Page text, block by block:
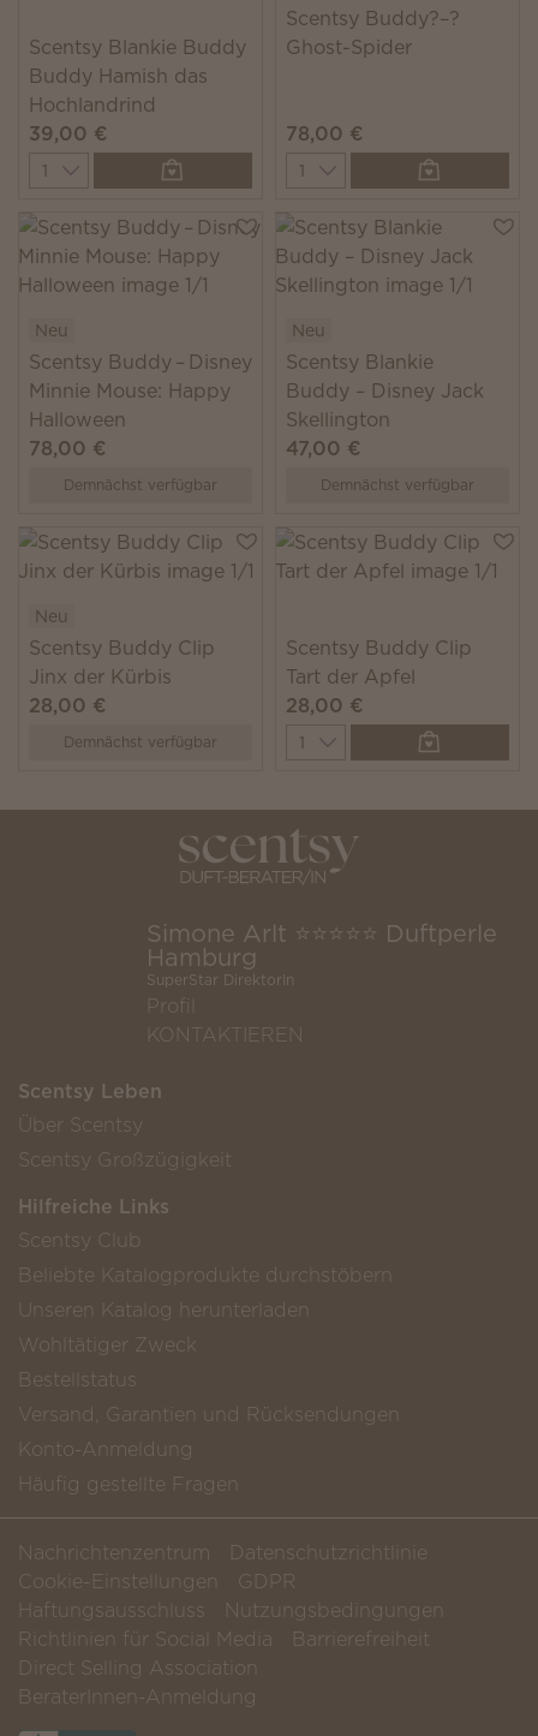
Scentsy Blankie Buddy
Buddy Hamish das
Hochlandrind
39,00 €
Quantity
Scentsy Buddy?–?
Ghost-Spider
78,00 €
Quantity
Neu
Scentsy Buddy – Disney
Minnie Mouse: Happy
Halloween
78,00 €
Demnächst verfügbar
Neu
Scentsy Blankie
Buddy – Disney Jack
Skellington
47,00 €
Demnächst verfügbar
Neu
Scentsy Buddy Clip
Jinx der Kürbis
28,00 €
Demnächst verfügbar
Scentsy Buddy Clip
Tart der Apfel
28,00 €
Quantity
Simone Arlt ⭐️⭐️⭐️⭐️⭐️ Duftperle
Hamburg
SuperStar DirektorIn
Profil
KONTAKTIEREN
Scentsy Leben
Über Scentsy
Scentsy Großzügigkeit
Hilfreiche Links
Scentsy Club
Beliebte Katalogprodukte durchstöbern
Unseren Katalog herunterladen
Wohltätiger Zweck
Bestellstatus
Versand, Garantien und Rücksendungen
Konto-Anmeldung
Häufig gestellte Fragen
Nachrichtenzentrum
Datenschutzrichtlinie
Cookie-Einstellungen
GDPR
Haftungsausschluss
Nutzungsbedingungen
Richtlinien für Social Media
Barrierefreiheit
Direct Selling Association
BeraterInnen-Anmeldung